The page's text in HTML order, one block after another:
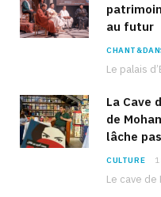
au futur
La Cave
de
lâche pas
CULTURE